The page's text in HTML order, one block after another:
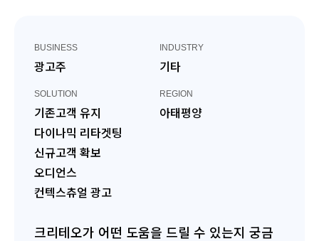
BUSINESS
광고주
INDUSTRY
기타
SOLUTION
기존고객 유지
다이나믹 리타겟팅
신규고객 확보
오디언스
컨텍스츄얼 광고
REGION
아태평양
크리테오가 어떤 도움을 드릴 수 있는지 궁금